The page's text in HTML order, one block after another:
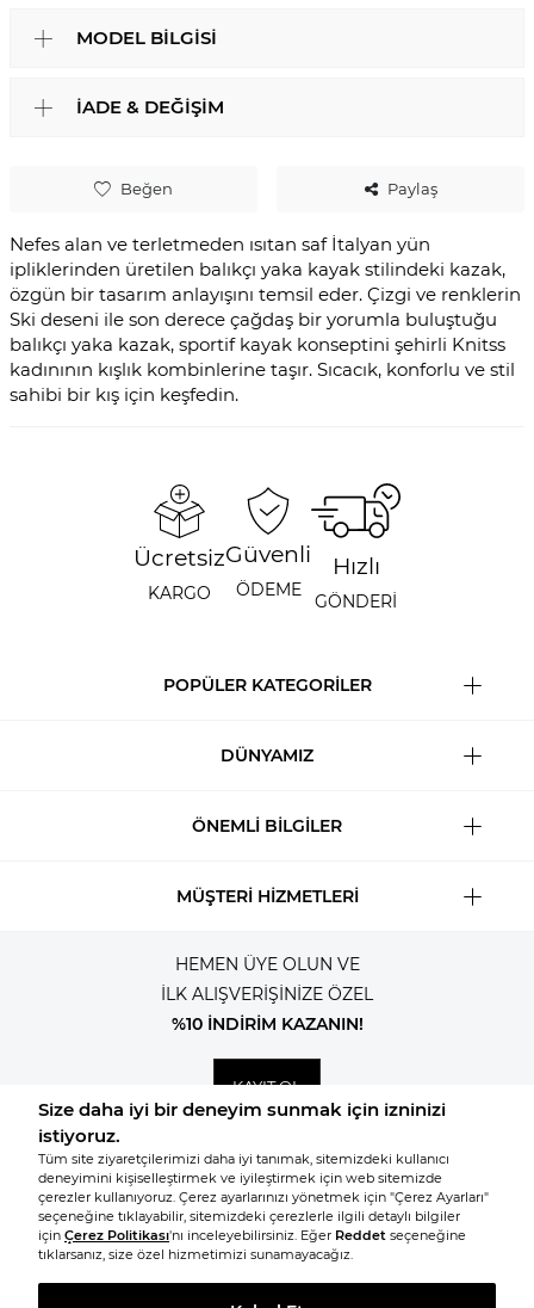
Beğen Paylaş
Nefes alan ve terletmeden ısıtan saf İtalyan yün
ipliklerinden üretilen balıkçı yaka kayak stilindeki kazak,
özgün bir tasarım anlayışını temsil eder. Çizgi ve renklerin
Ski deseni ile son derece çağdaş bir yorumla buluştuğu
balıkçı yaka kazak, sportif kayak konseptini şehirli Knitss
kadınının kışlık kombinlerine taşır. Sıcacık, konforlu ve stil
sahibi bir kış için keşfedin.
MODEL BILGISI
İADE & DEĞIŞIM
Ücretsiz
KARGO
Güvenli
ÖDEME
Hızlı
GÖNDERİ
POPÜLER KATEGORİLER
DÜNYAMIZ
ÖNEMLİ BİLGİLER
MÜŞTERİ HİZMETLERİ
HEMEN ÜYE OLUN VE
İLK ALIŞVERİŞİNİZE ÖZEL
%10 İNDİRİM KAZANIN!
KAYIT OL